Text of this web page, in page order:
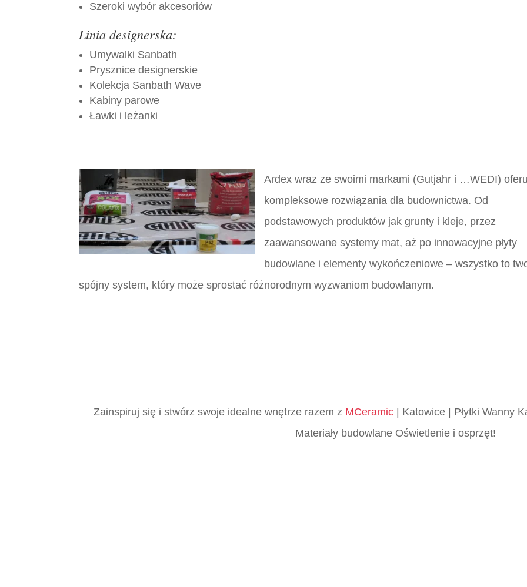
Szeroki wybór akcesoriów
Linia designerska:
Umywalki Sanbath
Prysznice designerskie
Kolekcja Sanbath Wave
Kabiny parowe
Ławki i leżanki
Ardex wraz ze swoimi markami (Gutjahr i …WEDI)
kompleksowe rozwiązania dla budownictwa. Od
podstawowych produktów jak grunty i kleje, przez
zaawansowane systemy mat, aż po innowacyjne płyty
budowlane i elementy wykończeniowe – wszystko to
spójny system, który może sprostać różnorodnym wyzwaniom budowlanym.
Zainspiruj się i stwórz swoje idealne wnętrze razem z MCeramic| Katowice | Płytki Wanny
Materiały budowlane Oświetlenie i osprzęt!